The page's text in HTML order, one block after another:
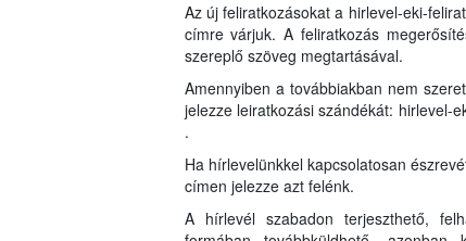
Az új feliratkozásokat a hirlevel-eki-
címre várjuk. A feliratkozás
szereplő szöveg megtartásával.
Amennyiben a továbbiakban nem
jelezze leiratkozási szándékát: hirlevel-
.
Ha hírlevelünkkel kapcsolatosan
címen jelezze azt felénk.
A hírlevél szabadon terjeszthető,